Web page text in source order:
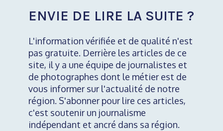
ENVIE DE LIRE LA SUITE ?
L'information vérifiée et de qualité n'est
pas gratuite. Derrière les articles de ce
site, il y a une équipe de journalistes et
de photographes dont le métier est de
vous informer sur l'actualité de notre
région. S'abonner pour lire ces articles,
c'est soutenir un journalisme
indépendant et ancré dans sa région.